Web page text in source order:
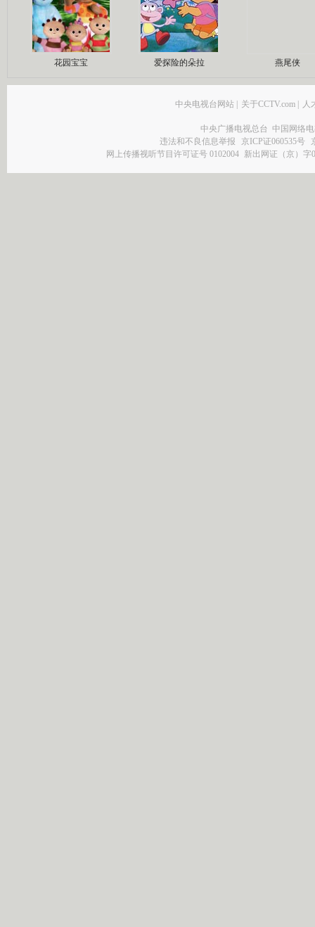
花园宝宝 爱探险的朵拉 燕尾侠
中央电视台网站 | 关于CCTV.com | 人
中央广播电视总台 中国网络
违法和不良信息举报
京ICP证060535号
网上传播视听节目许可证号 0102004 新出网证（京）